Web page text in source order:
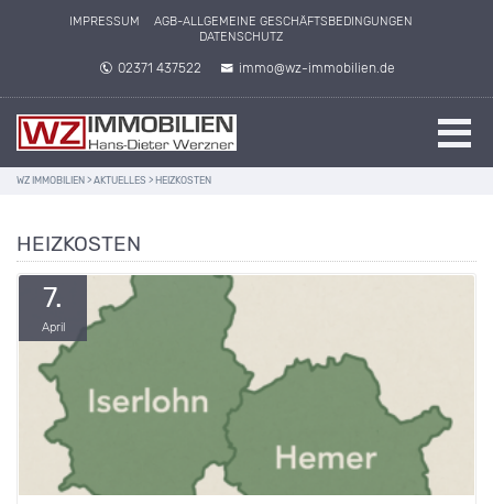
IMPRESSUM
AGB-ALLGEMEINE GESCHÄFTSBEDINGUNGEN
DATENSCHUTZ
02371 437522 immo@wz-immobilien.de
WZ IMMOBILIEN > AKTUELLES > HEIZKOSTEN
HEIZKOSTEN
7.
April